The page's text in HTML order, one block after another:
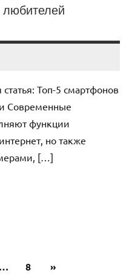
Топ-5 смартфонов
Современные
функции
но также
[…]
… 8
Следующие
»